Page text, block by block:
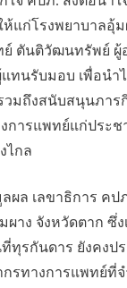
ห้แก่โรงพยาบาลอุ้
ตันติวัฒนทรัพย์ ผู้
ทนรับมอบ เพื่อนำ
วมถึงสนับสนุนภาร
การแพทย์แก่ประ
ไกล
เลขาธิการ คปภ.
มผาง จังหวัดตาก ซึ่
ทุรกันดาร ยังคงป
รทางการแพทย์ที่จ